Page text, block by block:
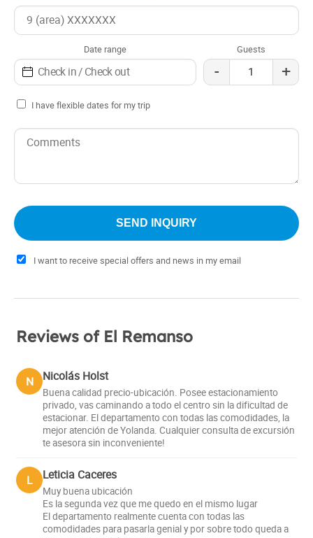
Date range Guests
- +
I have flexible dates for my trip
I want to receive special offers and news in my email
Reviews of El Remanso
N Nicolás Holst
Buena calidad precio-ubicación. Posee estacionamiento
privado, vas caminando a todo el centro sin la dificultad de
estacionar. El departamento con todas las comodidades, la
mejor atención de Yolanda. Cualquier consulta de excursión
te asesora sin inconveniente!
L Leticia Caceres
Muy buena ubicación
Es la segunda vez que me quedo en el mismo lugar
El departamento realmente cuenta con todas las
comodidades para pasarla genial y por sobre todo queda a